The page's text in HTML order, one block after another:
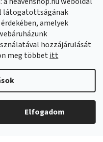
látogatottságának
amelyek
hozzájárulását
meg többetitt
Elfogadom